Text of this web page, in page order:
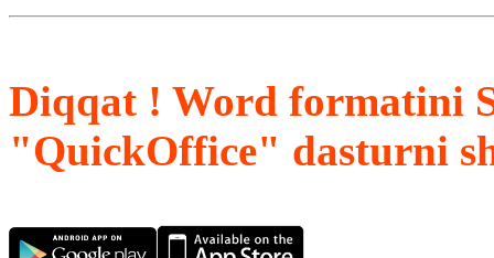
Diqqat ! Word formatini
"QuickOffice" dasturni